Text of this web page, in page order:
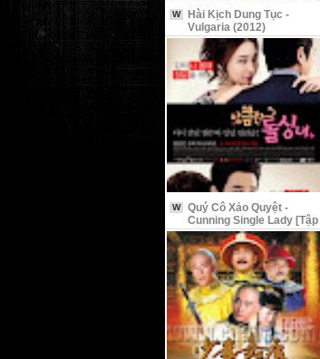
W
Hài Kịch Dung Tục -
Vulgaria (2012)
W
Quý Cô Xảo Quyệt -
Cunning Single Lady [Tập
9 Vietsub]